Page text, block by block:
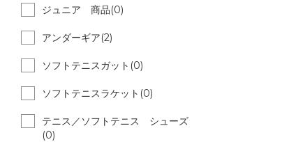
ジュニア 商品(0)
アンダーギア(2)
ソフトテニスガット(0)
ソフトテニスラケット(0)
テニス／ソフトテニス シューズ
(0)